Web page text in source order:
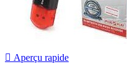
 Aperçu rapide